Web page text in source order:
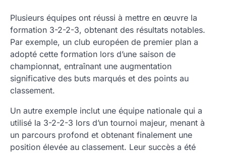
Plusieurs équipes ont réussi à mettre en œuvre la
formation 3-2-2-3, obtenant des résultats notables.
Par exemple, un club européen de premier plan a
adopté cette formation lors d’une saison de
championnat, entraînant une augmentation
significative des buts marqués et des points au
classement.
Un autre exemple inclut une équipe nationale qui a
utilisé la 3-2-2-3 lors d’un tournoi majeur, menant à
un parcours profond et obtenant finalement une
position élevée au classement. Leur succès a été